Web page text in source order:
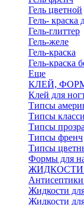
Гель цветной
Гель- краска
Гель-глиттер
Гель-желе
Гель-краска
Гель-краска
Еще
КЛЕЙ,
Клей для
Типсы
Типсы
Типсы
Типсы френч
Типсы
Формы для
ЖИДКОСТИ
Жидкости
Жидкости